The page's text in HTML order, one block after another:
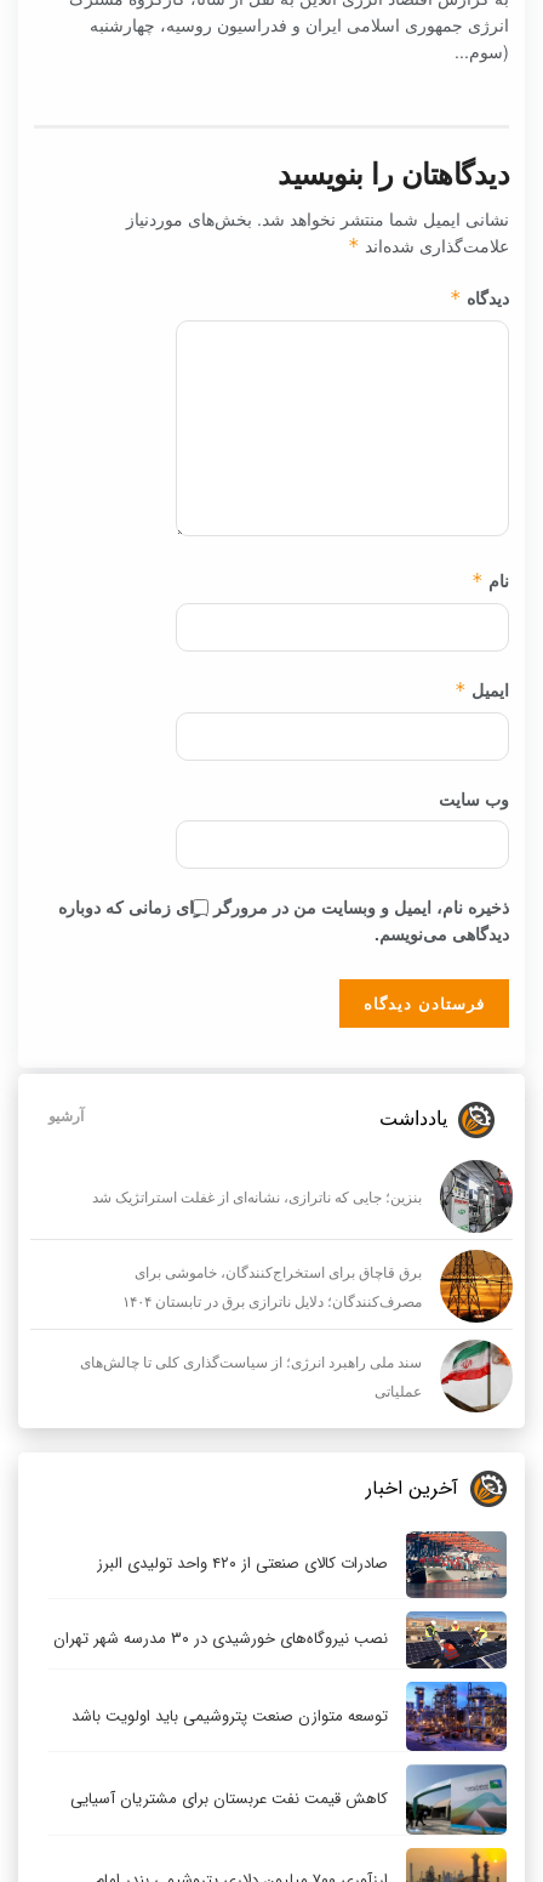
انرژی جمهوری اسلامی ایران و فدراسیون روسیه، چهارشنبه
(سوم...
دیدگاهتان را بنویسید
نشانی ایمیل شما منتشر نخواهد شد. بخش‌های موردنیاز
علامت‌گذاری شده‌اند *
دیدگاه *
نام *
ایمیل *
وب‌ سایت
ذخیره نام، ایمیل و وبسایت من در مرورگر برای زمانی که دوباره
دیدگاهی می‌نویسم.
یادداشت آرشیو
بنزین؛ جایی که ناترازی، نشانه‌ای از غفلت استراتژیک شد
برق قاچاق برای استخراج‌کنندگان، خاموشی برای
مصرف‌کنندگان؛ دلایل ناترازی برق در تابستان ۱۴۰۴
سند ملی راهبرد انرژی؛ از سیاست‌گذاری کلی تا چالش‌های
عملیاتی
آخرین اخبار
صادرات کالای صنعتی از ۴۲۰ واحد تولیدی البرز
نصب نیروگاه‌های خورشیدی در ۳۰ مدرسه شهر تهران
توسعه متوازن صنعت پتروشیمی باید اولویت باشد
کاهش قیمت نفت عربستان برای مشتریان آسیایی